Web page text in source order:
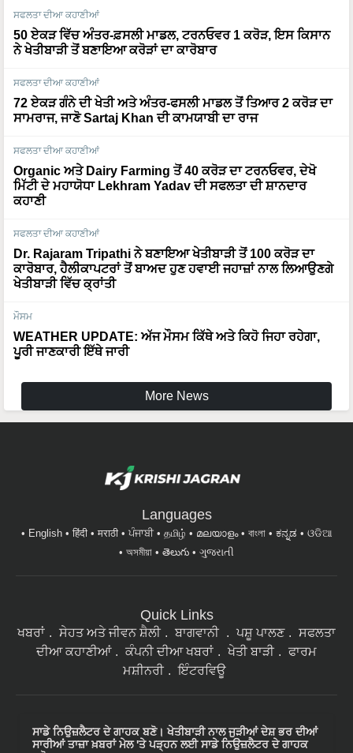
ਸਫਲਤਾ ਦੀਆ ਕਹਾਣੀਆਂ
50 ਏਕੜ ਵਿੱਚ ਅੰਤਰ-ਫ਼ਸਲੀ ਮਾਡਲ, ਟਰਨਓਵਰ 1 ਕਰੋੜ, ਇਸ ਕਿਸਾਨ
ਨੇ ਖੇਤੀਬਾੜੀ ਤੋਂ ਬਣਾਇਆ ਕਰੋੜਾਂ ਦਾ ਕਾਰੋਬਾਰ
ਸਫਲਤਾ ਦੀਆ ਕਹਾਣੀਆਂ
72 ਏਕੜ ਗੰਨੇ ਦੀ ਖੇਤੀ ਅਤੇ ਅੰਤਰ-ਫਸਲੀ ਮਾਡਲ ਤੋਂ ਤਿਆਰ 2 ਕਰੋੜ ਦਾ
ਸਾਮਰਾਜ, ਜਾਣੋ Sartaj Khan ਦੀ ਕਾਮਯਾਬੀ ਦਾ ਰਾਜ
ਸਫਲਤਾ ਦੀਆ ਕਹਾਣੀਆਂ
Organic ਅਤੇ Dairy Farming ਤੋਂ 40 ਕਰੋੜ ਦਾ ਟਰਨਓਵਰ, ਦੇਖੋ
ਮਿੱਟੀ ਦੇ ਮਹਾਯੋਧਾ Lekhram Yadav ਦੀ ਸਫਲਤਾ ਦੀ ਸ਼ਾਨਦਾਰ
ਕਹਾਣੀ
ਸਫਲਤਾ ਦੀਆ ਕਹਾਣੀਆਂ
Dr. Rajaram Tripathi ਨੇ ਬਣਾਇਆ ਖੇਤੀਬਾੜੀ ਤੋਂ 100 ਕਰੋੜ ਦਾ
ਕਾਰੋਬਾਰ, ਹੈਲੀਕਾਪਟਰਾਂ ਤੋਂ ਬਾਅਦ ਹੁਣ ਹਵਾਈ ਜਹਾਜ਼ਾਂ ਨਾਲ ਲਿਆਉਣਗੇ
ਖੇਤੀਬਾੜੀ ਵਿੱਚ ਕ੍ਰਾਂਤੀ
ਮੌਸਮ
WEATHER UPDATE: ਅੱਜ ਮੌਸਮ ਕਿੱਥੇ ਅਤੇ ਕਿਹੋ ਜਿਹਾ ਰਹੇਗਾ,
ਪੂਰੀ ਜਾਣਕਾਰੀ ਇੱਥੇ ਜਾਰੀ
More News
Languages
English हिंदी मराठी ਪੰਜਾਬੀ தமிழ் മലയാളം বাংলা ಕನ್ನಡ
ଓଡିଆ
অসমীয়া
తెలుగు ગુજરાતી
Quick Links
ਖਬਰਾਂ ਸੇਹਤ ਅਤੇ ਜੀਵਨ ਸ਼ੈਲੀ ਬਾਗਵਾਨੀ ਪਸ਼ੂ ਪਾਲਣ
ਸਫਲਤਾ
ਦੀਆ ਕਹਾਣੀਆਂ
ਕੰਪਨੀ ਦੀਆ ਖਬਰਾਂ ਖੇਤੀ ਬਾੜੀ
ਫਾਰਮ
ਮਸ਼ੀਨਰੀ
ਇੰਟਰਵਿਊ
ਸਾਡੇ ਨਿਉਜ਼ਲੈਟਰ ਦੇ ਗਾਹਕ ਬਣੋ। ਖੇਤੀਬਾੜੀ ਨਾਲ ਜੁੜੀਆਂ ਦੇਸ਼ ਭਰ ਦੀਆਂ
ਸਾਰੀਆਂ ਤਾਜ਼ਾ ਖ਼ਬਰਾਂ ਮੇਲ 'ਤੇ ਪੜ੍ਹਨ ਲਈ ਸਾਡੇ ਨਿਉਜ਼ਲੈਟਰ ਦੇ ਗਾਹਕ